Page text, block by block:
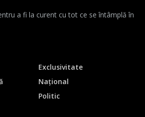
a fi la curent cu tot ce se întâmplă în
Exclusivitate
Național
Politic